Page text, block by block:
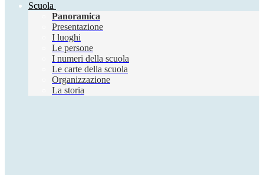
Scuola
Panoramica
Presentazione
I luoghi
Le persone
I numeri della scuola
Le carte della scuola
Organizzazione
La storia